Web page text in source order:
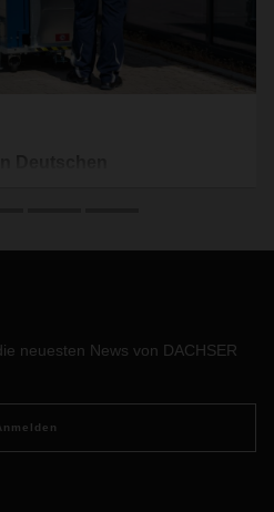
Box‘ mit dem Deutschen
für die
Beispiel für die Shop-
Mode, Kosmetik oder auch
neuesten News von DACHSER